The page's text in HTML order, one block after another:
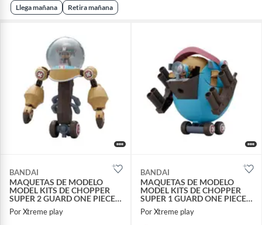
Llega mañana Retira mañana
BANDAI
MAQUETAS DE MODELO
MODEL KITS DE CHOPPER
SUPER 2 GUARD ONE PIECE
MK
Por Xtreme play
BANDAI
MAQUETAS DE MODELO
MODEL KITS DE CHOPPER
SUPER 1 GUARD ONE PIECE
MK
Por Xtreme play